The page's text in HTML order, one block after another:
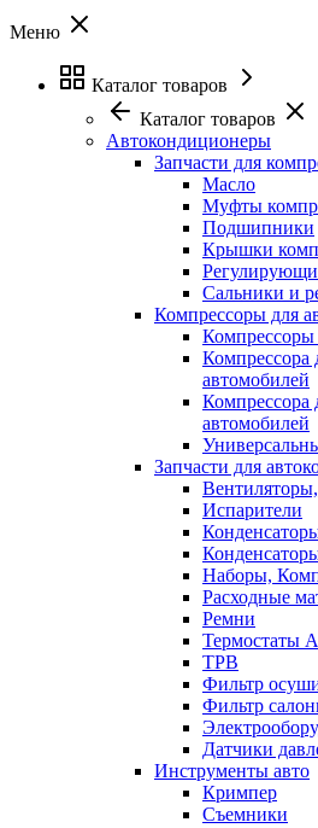
Меню
Каталог товаров
Каталог товаров
Автокондиционеры
Запчасти для
Масло
Муфты
Подшипники
Крышки
Сальники и
Компрессоры для
Компрессоры
Компрессора
автомобилей
Компрессора
автомобилей
Запчасти для
Испарители
Наборы,
Расходные
Ремни
Термостаты
ТРВ
Фильтр
Фильтр
Датчики
Инструменты авто
Кримпер
Съемники